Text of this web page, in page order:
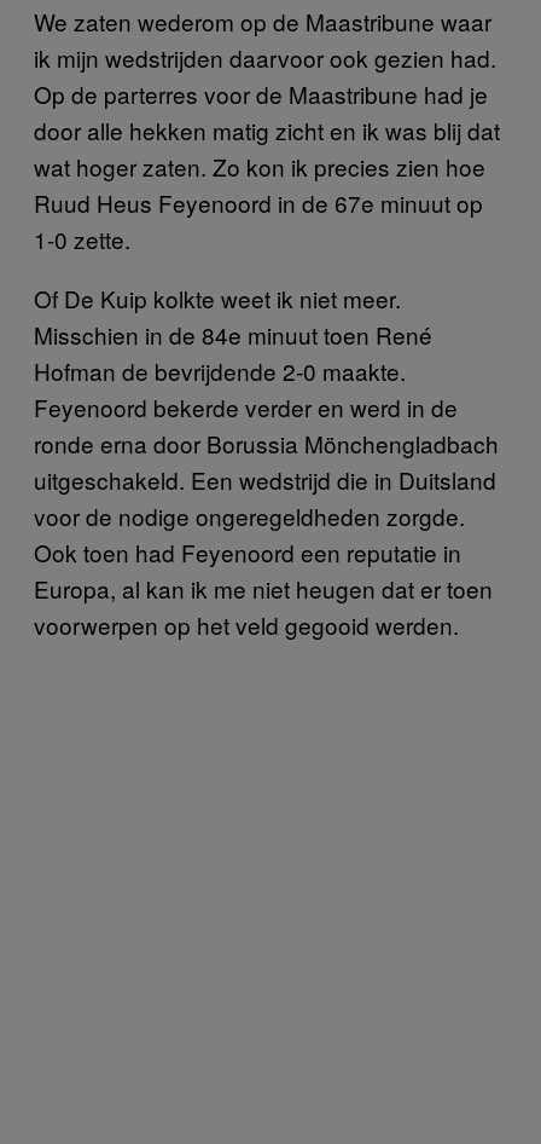
We zaten wederom op de Maastribune waar
ik mijn wedstrijden daarvoor ook gezien had.
Op de parterres voor de Maastribune had je
door alle hekken matig zicht en ik was blij dat
wat hoger zaten. Zo kon ik precies zien hoe
Ruud Heus Feyenoord in de 67e minuut op
1-0 zette.
Of De Kuip kolkte weet ik niet meer.
Misschien in de 84e minuut toen René
Hofman de bevrijdende 2-0 maakte.
Feyenoord bekerde verder en werd in de
ronde erna door Borussia Mönchengladbach
uitgeschakeld. Een wedstrijd die in Duitsland
voor de nodige ongeregeldheden zorgde.
Ook toen had Feyenoord een reputatie in
Europa, al kan ik me niet heugen dat er toen
voorwerpen op het veld gegooid werden.